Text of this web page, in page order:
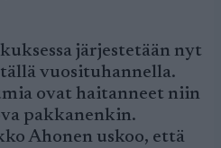
järjestetään nyt
vuosituhannella.
ovat haitanneet niin
pakkanenkin.
Ahonen uskoo, että